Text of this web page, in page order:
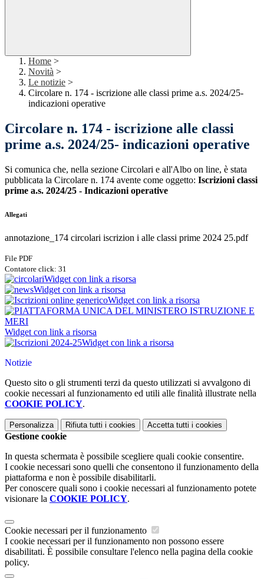
Home >
Novità >
Le notizie >
Circolare n. 174 - iscrizione alle classi prime a.s. 2024/25-
indicazioni operative
Circolare n. 174 - iscrizione alle classi
prime a.s. 2024/25- indicazioni operative
Si comunica che, nella sezione Circolari e all'Albo on line, è stata
pubblicata la Circolare n. 174 avente come oggetto: Iscrizioni classi
prime a.s. 2024/25 - Indicazioni operative
Allegati
annotazione_174 circolari iscrizion i alle classi prime 2024 25.pdf
File PDF
Contatore click: 31
Widget con link a risorsa
Widget con link a risorsa
Widget con link a risorsa
Widget con link a risorsa
Widget con link a risorsa
Notizie
Questo sito o gli strumenti terzi da questo utilizzati si avvalgono di
cookie necessari al funzionamento ed utili alle finalità illustrate nella
COOKIE POLICY.
Personalizza Rifiuta tutti i cookies Accetta tutti i cookies
Gestione cookie
In questa schermata è possibile scegliere quali cookie consentire.
I cookie necessari sono quelli che consentono il funzionamento della
piattaforma e non è possibile disabilitarli.
Per conoscere quali sono i cookie necessari al funzionamento potete
visionare la COOKIE POLICY.
Cookie necessari per il funzionamento
I cookie necessari per il funzionamento non possono essere
disabilitati. È possibile consultare l'elenco nella pagina della cookie
policy.